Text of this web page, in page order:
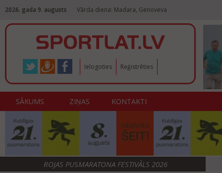
2026. gada 9. augusts Vārda diena: Madara, Genoveva
Ielogoties Reģistrēties
SĀKUMS ZIŅAS KONTAKTI
ROJAS PUSMARATONA FESTIVĀLS 2026